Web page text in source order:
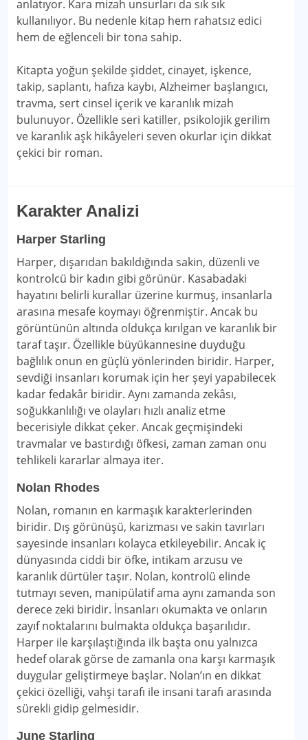
anlatıyor. Kara mizah unsurları da sık sık
kullanılıyor. Bu nedenle kitap hem rahatsız edici
hem de eğlenceli bir tona sahip.
Kitapta yoğun şekilde şiddet, cinayet, işkence,
takip, saplantı, hafıza kaybı, Alzheimer başlangıcı,
travma, sert cinsel içerik ve karanlık mizah
bulunuyor. Özellikle seri katiller, psikolojik gerilim
ve karanlık aşk hikâyeleri seven okurlar için dikkat
çekici bir roman.
Karakter Analizi
Harper Starling
Harper, dışarıdan bakıldığında sakin, düzenli ve
kontrolcü bir kadın gibi görünür. Kasabadaki
hayatını belirli kurallar üzerine kurmuş, insanlarla
arasına mesafe koymayı öğrenmiştir. Ancak bu
görüntünün altında oldukça kırılgan ve karanlık bir
taraf taşır. Özellikle büyükannesine duyduğu
bağlılık onun en güçlü yönlerinden biridir. Harper,
sevdiği insanları korumak için her şeyi yapabilecek
kadar fedakâr biridir. Aynı zamanda zekâsı,
soğukkanlılığı ve olayları hızlı analiz etme
becerisiyle dikkat çeker. Ancak geçmişindeki
travmalar ve bastırdığı öfkesi, zaman zaman onu
tehlikeli kararlar almaya iter.
Nolan Rhodes
Nolan, romanın en karmaşık karakterlerinden
biridir. Dış görünüşü, karizması ve sakin tavırları
sayesinde insanları kolayca etkileyebilir. Ancak iç
dünyasında ciddi bir öfke, intikam arzusu ve
karanlık dürtüler taşır. Nolan, kontrolü elinde
tutmayı seven, manipülatif ama aynı zamanda son
derece zeki biridir. İnsanları okumakta ve onların
zayıf noktalarını bulmakta oldukça başarılıdır.
Harper ile karşılaştığında ilk başta onu yalnızca
hedef olarak görse de zamanla ona karşı karmaşık
duygular geliştirmeye başlar. Nolan’ın en dikkat
çekici özelliği, vahşi tarafı ile insani tarafı arasında
sürekli gidip gelmesidir.
June Starling